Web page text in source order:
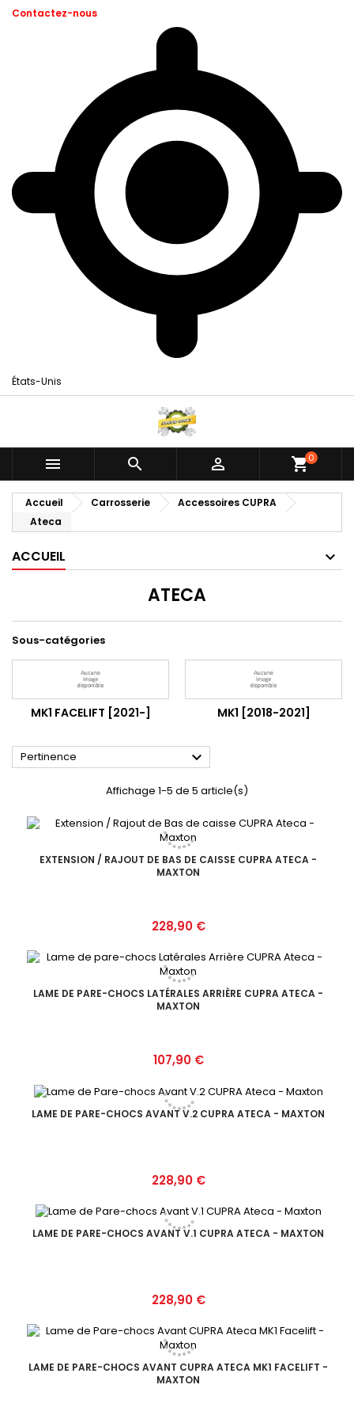
Contactez-nous
États-Unis
   shopping_cart0
Accueil Carrosserie
Accessoires CUPRA
Ateca
ACCUEIL
ATECA
Sous-catégories
MK1 FACELIFT [2021-] MK1 [2018-2021]
Pertinence 
Affichage 1-5 de 5 article(s)
EXTENSION / RAJOUT DE BAS DE CAISSE CUPRA ATECA -
MAXTON
Prix
228,90 €
LAME DE PARE-CHOCS LATÉRALES ARRIÈRE CUPRA ATECA -
MAXTON
Prix
107,90 €
LAME DE PARE-CHOCS AVANT V.2 CUPRA ATECA - MAXTON
Prix
228,90 €
LAME DE PARE-CHOCS AVANT V.1 CUPRA ATECA - MAXTON
Prix
228,90 €
LAME DE PARE-CHOCS AVANT CUPRA ATECA MK1 FACELIFT -
MAXTON